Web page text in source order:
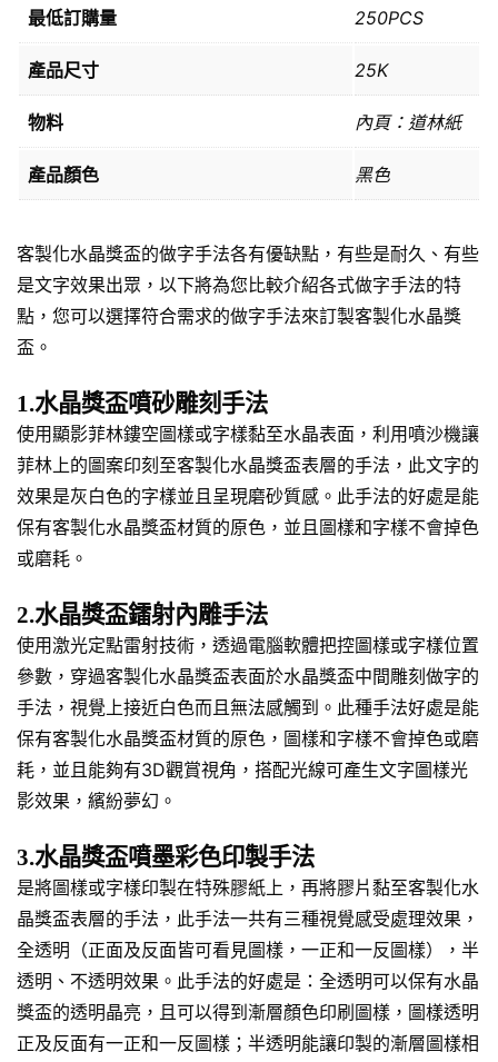
最低訂購量 250PCS
產品尺寸 25K
物料 內頁：道林紙
產品顏色 黑色
客製化水晶獎盃的做字手法各有優缺點，有些是耐久、有些
是文字效果出眾，以下將為您比較介紹各式做字手法的特
點，您可以選擇符合需求的做字手法來訂製客製化水晶獎
盃。
1.水晶獎盃噴砂雕刻手法
使用顯影菲林鏤空圖樣或字樣黏至水晶表面，利用噴沙機讓
菲林上的圖案印刻至客製化水晶獎盃表層的手法，此文字的
效果是灰白色的字樣並且呈現磨砂質感。此手法的好處是能
保有客製化水晶獎盃材質的原色，並且圖樣和字樣不會掉色
或磨耗。
2.水晶獎盃鐳射內雕手法
使用激光定點雷射技術，透過電腦軟體把控圖樣或字樣位置
參數，穿過客製化水晶獎盃表面於水晶獎盃中間雕刻做字的
手法，視覺上接近白色而且無法感觸到。此種手法好處是能
保有客製化水晶獎盃材質的原色，圖樣和字樣不會掉色或磨
耗，並且能夠有3D觀賞視角，搭配光線可產生文字圖樣光
影效果，繽紛夢幻。
3.水晶獎盃噴墨彩色印製手法
是將圖樣或字樣印製在特殊膠紙上，再將膠片黏至客製化水
晶獎盃表層的手法，此手法一共有三種視覺感受處理效果，
全透明（正面及反面皆可看見圖樣，一正和一反圖樣），半
透明、不透明效果。此手法的好處是：全透明可以保有水晶
獎盃的透明晶亮，且可以得到漸層顏色印刷圖樣，圖樣透明
正及反面有一正和一反圖樣；半透明能讓印製的漸層圖樣相